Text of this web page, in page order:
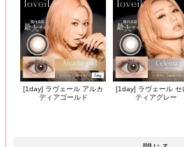
[1day] ラヴェール アルカ
ディアゴールド
[1day] ラヴェール セ
ティアグレー